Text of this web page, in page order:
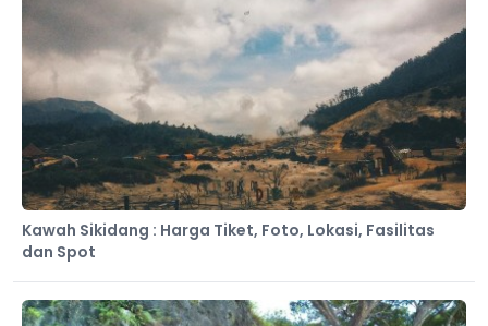
Kawah Sikidang : Harga Tiket, Foto, Lokasi, Fasilitas
dan Spot